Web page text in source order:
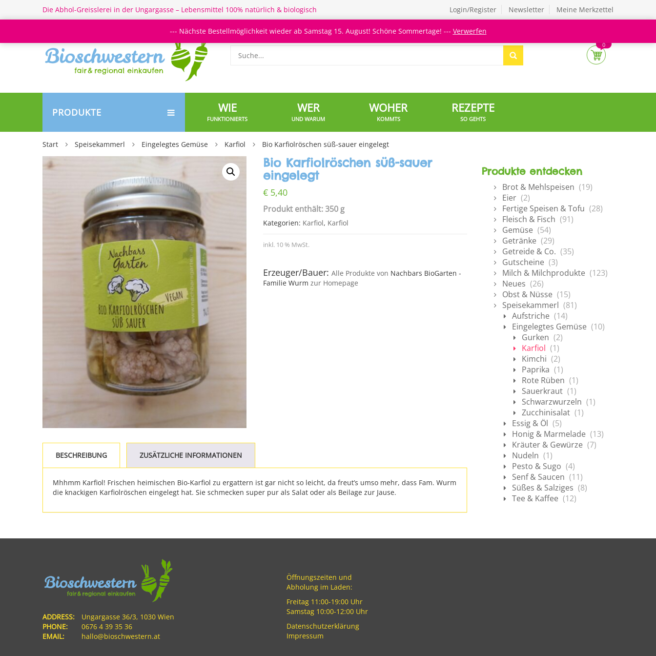
Die Abhol-Greisslerei in der Ungargasse – Lebensmittel 100% natürlich & biologisch Login/Register Newsletter Meine Merkzettel
0
PRODUKTE WIE
FUNKTIONIERTS
WER
UND WARUM
WOHER
KOMMTS
REZEPTE
SO GEHTS
Start Speisekammerl Eingelegtes Gemüse Karfiol Bio Karfiolröschen süß-sauer eingelegt
Bio Karfiolröschen süß-sauer
eingelegt
€ 5,40
Produkt enthält: 350 g
Kategorien: Karfiol, Karfiol
inkl. 10 % MwSt.
Erzeuger/Bauer:Alle Produkte von Nachbars BioGarten -
Familie Wurmzur Homepage
BESCHREIBUNG ZUSÄTZLICHE INFORMATIONEN
Mhhmm Karfiol! Frischen heimischen Bio-Karfiol zu ergattern ist gar nicht so leicht, da freut’s umso mehr, dass Fam. Wurm
die knackigen Karfiolröschen eingelegt hat. Sie schmecken super pur als Salat oder als Beilage zur Jause.
Produkte entdecken
Brot & Mehlspeisen (19)
Eier (2)
Fertige Speisen & Tofu (28)
Fleisch & Fisch (91)
Gemüse (54)
Getränke (29)
Getreide & Co. (35)
Gutscheine (3)
Milch & Milchprodukte (123)
Neues (26)
Obst & Nüsse (15)
Speisekammerl (81)
Aufstriche (14)
Eingelegtes Gemüse (10)
Gurken (2)
Karfiol (1)
Kimchi (2)
Paprika (1)
Rote Rüben (1)
Sauerkraut (1)
Schwarzwurzeln (1)
Zucchinisalat (1)
Essig & Öl (5)
Honig & Marmelade (13)
Kräuter & Gewürze (7)
Nudeln (1)
Pesto & Sugo (4)
Senf & Saucen (11)
Süßes & Salziges (8)
Tee & Kaffee (12)
ADDRESS:
Ungargasse 36/3, 1030 Wien
PHONE:
0676 4 39 35 36
EMAIL:
hallo@bioschwestern.at
Öffnungszeiten und
Abholung im Laden:
Freitag 11:00-19:00 Uhr
Samstag 10:00-12:00 Uhr
Datenschutzerklärung
Impressum
--- Nächste Bestellmöglichkeit wieder ab Samstag 15. August! Schöne Sommertage! --- Verwerfen